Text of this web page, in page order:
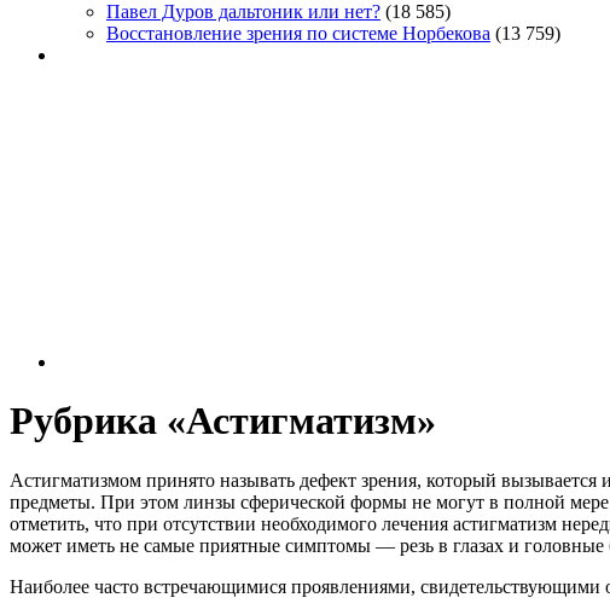
Павел Дуров дальтоник или нет? (18 585)
Восстановление зрения по системе Норбекова (13 759)
Рубрика «Астигматизм»
Астигматизмом принято называть дефект зрения, который
предметы. При этом линзы сферической формы не могут в полной
отметить, что при отсутствии необходимого лечения астигматизм
может иметь не самые приятные симптомы — резь в глазах и головные
Наиболее часто встречающимися проявлениями, свидетельствующими